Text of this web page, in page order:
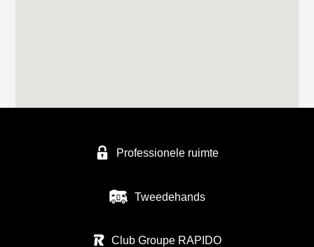
Professionele ruimte
Tweedehands
Club Groupe RAPIDO